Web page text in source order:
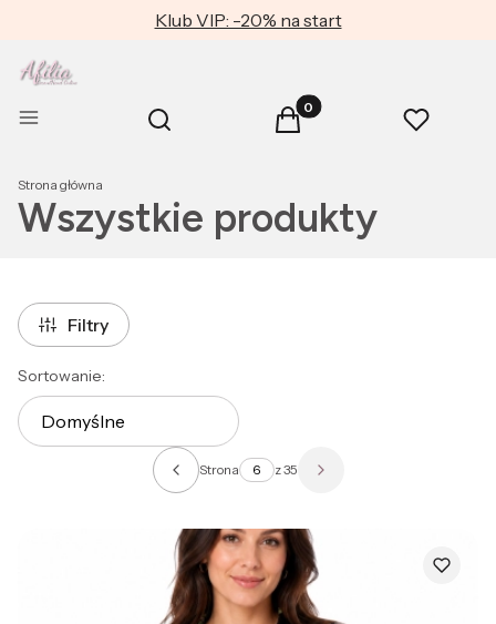
Klub VIP: -20% na start
Menu Otwórz wyszukiwarkę
Szukaj Produkty w koszyku: 0.
Koszyk Ulubione
Strona główna
Wszystkie produkty
Filtry
Lista produktów
Sortowanie:
Domyślne
Poprzednie produkty
Strona z 35 Następne produkty